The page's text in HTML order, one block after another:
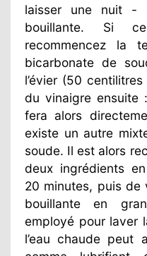
laisser une nuit -
bouillante. Si
recommencez la
bicarbonate de
l’évier (50
du vinaigre ensuite
fera alors
existe un autre
soude. Il est alors
deux ingrédients
20 minutes, puis de
bouillante en
employé pour laver
l’eau chaude peut